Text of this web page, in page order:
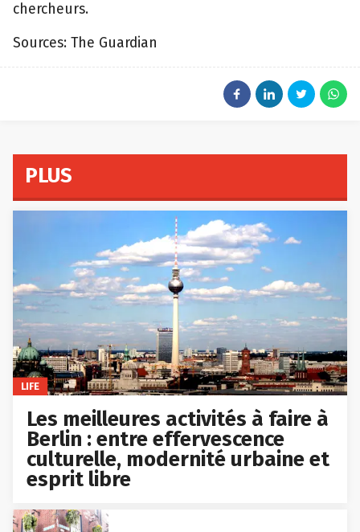
chercheurs.
Sources: The Guardian
PLUS
LIFE
Les meilleures activités à faire à
Berlin : entre effervescence
culturelle, modernité urbaine et
esprit libre